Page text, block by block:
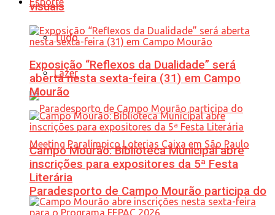
Tudo
Lazer
Paradesporto de Campo Mourão participa do
visuais
Exposição “Reflexos da Dualidade” será
aberta nesta sexta-feira (31) em Campo
Mourão
Campo Mourão: Biblioteca Municipal abre
inscrições para expositores da 5ª Festa
Literária